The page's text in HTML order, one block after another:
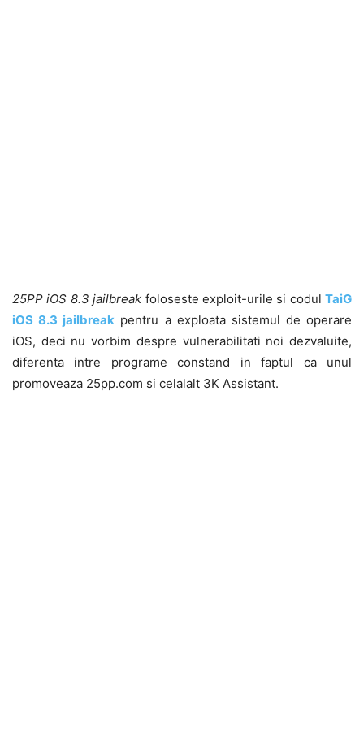
25PP iOS 8.3 jailbreak foloseste exploit-urile si codul TaiG
iOS 8.3 jailbreak pentru a exploata sistemul de operare
iOS, deci nu vorbim despre vulnerabilitati noi dezvaluite,
diferenta intre programe constand in faptul ca unul
promoveaza 25pp.com si celalalt 3K Assistant.